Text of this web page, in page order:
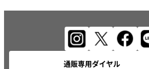
通販専用ダイヤル